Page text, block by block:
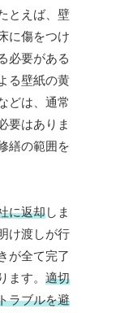
とえば、壁
に傷をつけ
必要がある
る壁紙の黄
どは、通常
要はありま
繕の範囲を
に返却しま
け渡しが行
が全て完了
ます。 適切
ラブルを避